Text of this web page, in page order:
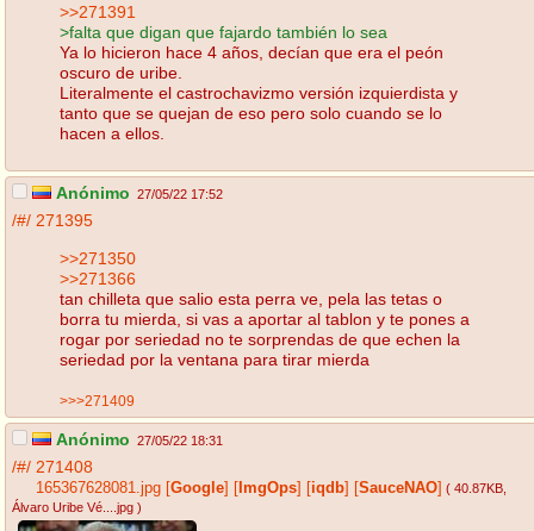
>>271391
>falta que digan que fajardo también lo sea
Ya lo hicieron hace 4 años, decían que era el peón
oscuro de uribe.
Literalmente el castrochavizmo versión izquierdista y
tanto que se quejan de eso pero solo cuando se lo
hacen a ellos.
Anónimo 27/05/22 17:52
/#/ 271395
>>271350
>>271366
tan chilleta que salio esta perra ve, pela las tetas o
borra tu mierda, si vas a aportar al tablon y te pones a
rogar por seriedad no te sorprendas de que echen la
seriedad por la ventana para tirar mierda
>>>271409
Anónimo 27/05/22 18:31
/#/ 271408
165367628081.jpg Google ImgOps iqdb SauceNAO ( 40.87KB
Álvaro Uribe Vé....jpg )